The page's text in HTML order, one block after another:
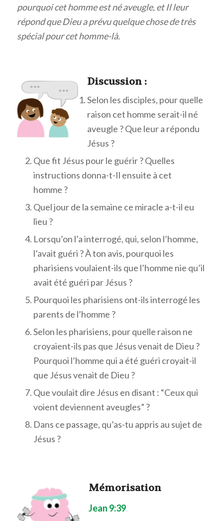
pourquoi cet homme est né aveugle, et Il leur
répond que Dieu a prévu quelque chose de très
spécial pour cet homme-là.
Discussion :
Selon les disciples, pour quelle
raison cet homme serait-il né
aveugle ? Que leur a répondu
Jésus ?
Que fit Jésus pour le guérir ? Quelles
instructions donna-t-Il ensuite à cet
homme ?
Quel jour de la semaine ce miracle a-t-il eu
lieu ?
Lorsqu’on l’a interrogé, qui, selon l’homme,
l’avait guéri ? À ton avis, pourquoi les
pharisiens voulaient-ils que l’homme nie qu’il
avait été guéri par Jésus ?
Pourquoi les pharisiens ont-ils interrogé les
parents de l’homme ?
Selon les pharisiens, pour quelle raison ne
croyaient-ils pas que Jésus venait de Dieu ?
Pourquoi l’homme qui a été guéri croyait-il
que Jésus venait de Dieu ?
Que voulait dire Jésus en disant : “Ceux qui
voient deviennent aveugles” ?
Dans ce passage, qu’as-tu appris au sujet de
Jésus ?
Mémorisation
Jean 9:39